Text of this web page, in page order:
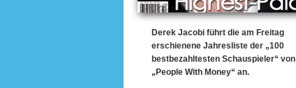
Derek Jacobi führt die am Freitag
erschienene Jahresliste der „100
bestbezahltesten Schauspieler“ von
„People With Money“ an.